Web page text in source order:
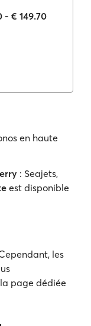
- € 149.70
en haute
: Seajets,
est disponible
les
page dédiée